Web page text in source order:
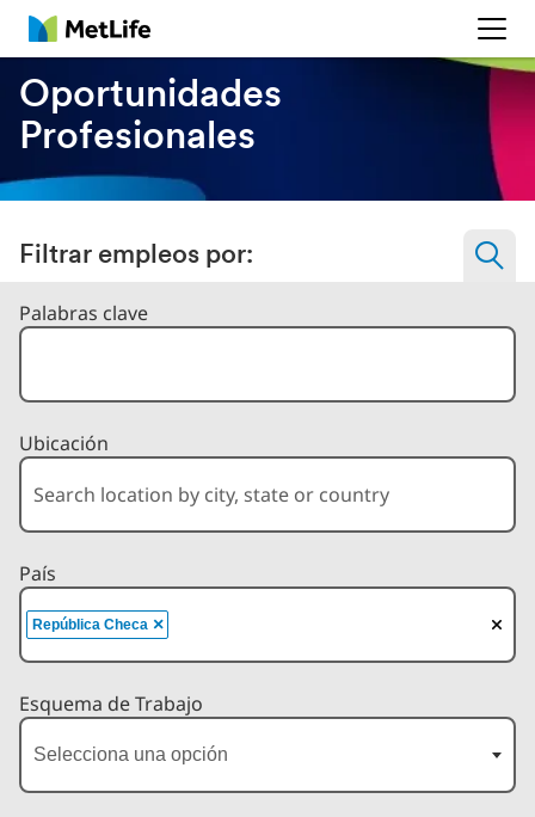
MetLife
Oportunidades
Profesionales
Filtrar empleos por:
Filtrar trabajos por
Palabras clave
Ubicación
País
×
República Checa
Esquema de Trabajo